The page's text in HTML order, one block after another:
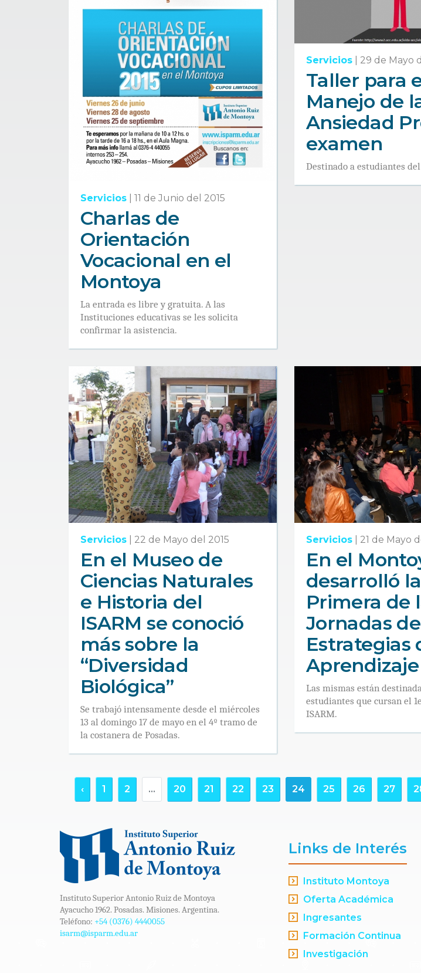
Servicios 11 de Junio del 2015
Charlas de
Orientación
Vocacional en el
Montoya
La entrada es libre y gratuita. A las
Instituciones educativas se les solicita
confirmar la asistencia.
Servicios 29 de Mayo
Taller para
Manejo de
Ansiedad
examen
Destinado a estudiantes
Servicios 22 de Mayo del 2015
En el Museo de
Ciencias Naturales
e Historia del
ISARM se conoció
más sobre la
“Diversidad
Biológica”
Se trabajó intensamente desde el miércoles
13 al domingo 17 de mayo en el 4º tramo de
la costanera de Posadas.
Servicios 21 de Mayo
En el
desarrolló la
Primera de
Jornadas de
Estrategias
Aprendizaje
Las mismas están
estudiantes que cursan el
ISARM.
‹ 1 2 ... 20 21 22 23 24 25 26 27
Links de Interés
Instituto Montoya
Oferta Académica
Ingresantes
Formación Continua
Investigación
Instituto Superior Antonio Ruiz de Montoya
Ayacucho 1962. Posadas. Misiones. Argentina.
Teléfono: +54 (0376) 4440055
isarm@isparm.edu.ar